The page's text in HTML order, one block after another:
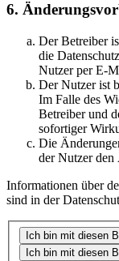
6.
Der Betreiber
die
Nutzer per E-
Der Nutzer ist
Im Falle des
Betreiber und
sofortiger
Die
der Nutzer den
Informationen über
sind in der